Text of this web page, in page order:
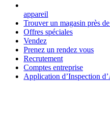
appareil
Trouver un magasin près
Offres spéciales
Vendez
Prenez un rendez vous
Recrutement
Comptes entreprise
Application d’Inspection